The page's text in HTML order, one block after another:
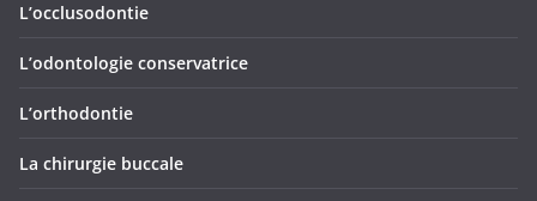
L’occlusodontie
L’odontologie conservatrice
L’orthodontie
La chirurgie buccale